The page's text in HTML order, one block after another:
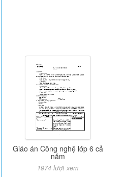
Giáo án Công nghệ lớp 6 cả
năm
1974 lượt xem